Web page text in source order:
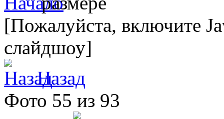
[Пожалуйста, включите
слайдшоу]
Назад
Фото 55 из 93